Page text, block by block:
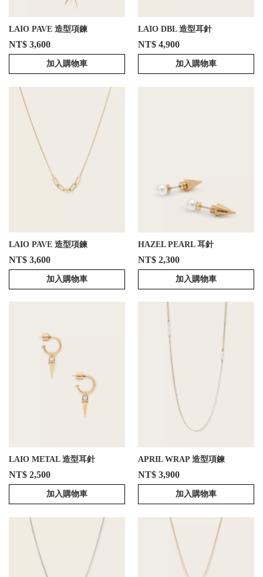
LAIO PAVE 造型項鍊
NT$ 3,600
加入購物車
LAIO DBL 造型耳針
NT$ 4,900
加入購物車
LAIO PAVE 造型項鍊
NT$ 3,600
加入購物車
HAZEL PEARL 耳針
NT$ 2,300
加入購物車
LAIO METAL 造型耳針
NT$ 2,500
加入購物車
APRIL WRAP 造型項鍊
NT$ 3,900
加入購物車